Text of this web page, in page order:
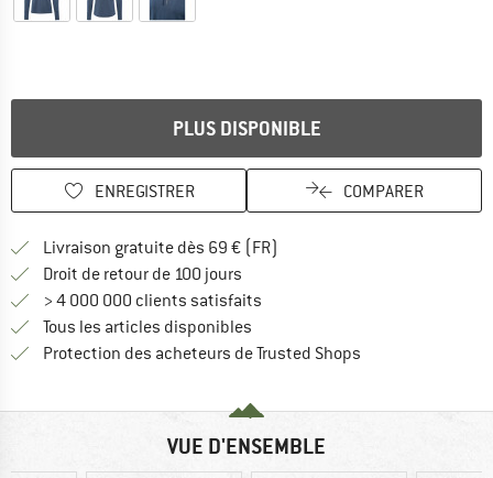
PLUS DISPONIBLE
ENREGISTRER COMPARER
Livraison gratuite dès 69 € (FR)
Droit de retour de 100 jours
> 4 000 000 clients satisfaits
Tous les articles disponibles
Protection des acheteurs de Trusted Shops
VUE D'ENSEMBLE